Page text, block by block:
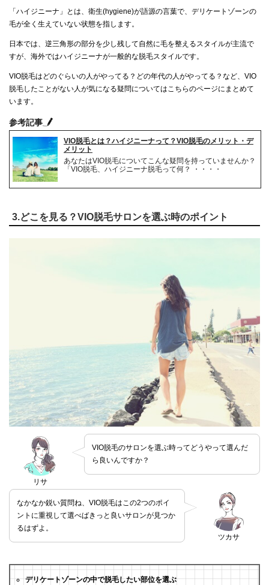
「ハイジニーナ」とは、衛生(hygiene)が語源の言葉で、デリケートゾーンの
毛が全く生えていない状態を指します。
日本では、逆三角形の部分を少し残して自然に毛を整えるスタイルが主流で
すが、海外ではハイジニーナが一般的な脱毛スタイルです。
VIO脱毛はどのぐらいの人がやってる？どの年代の人がやってる？など、VIO
脱毛したことがない人が気になる疑問についてはこちらのページにまとめて
います。
参考記事
VIO脱毛とは？ハイジニーナって？VIO脱毛のメリット・デ
メリット
あなたはVIO脱毛についてこんな疑問を持っていませんか？
「VIO脱毛、ハイジニーナ脱毛って何？ ・・・・
3.どこを見る？VIO脱毛サロンを選ぶ時のポイント
リサ
VIO脱毛のサロンを選ぶ時ってどうやって選んだ
ら良いんですか？
ツカサ
なかなか鋭い質問ね、VIO脱毛はこの2つのポイ
ントに重視して選べばきっと良いサロンが見つか
るはずよ。
デリケートゾーンの中で脱毛したい部位を選ぶ